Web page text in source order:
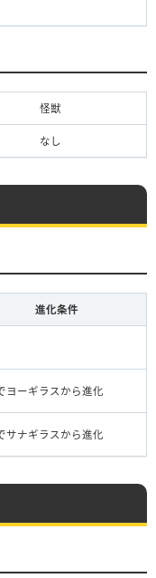
怪獣
なし
進化条件
ヨーギラスから進化
サナギラスから進化